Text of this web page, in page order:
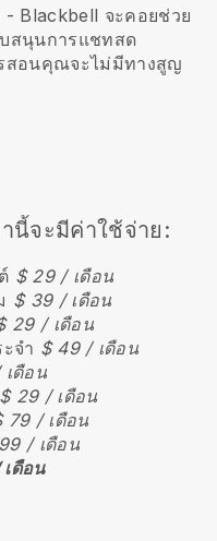
- Blackbell จะคอยช่วย
สนุนการแชทสด
สอนคุณจะไม่มีทางสูญ
นี้จะมีค่าใช้จ่าย:
$ 29 / เดือน
$ 39 / เดือน
29 / เดือน
จำ $ 49 / เดือน
ดือน
$ 29 / เดือน
79 / เดือน
/ เดือน
ดือน